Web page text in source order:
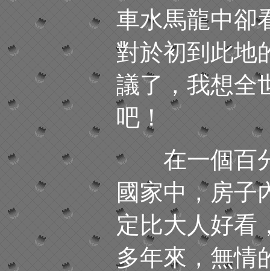
車水馬龍中卻
對於初到此地
議了，我想全
吧！
在一個百分
國家中，房子
定比大人好看
多年來，無情